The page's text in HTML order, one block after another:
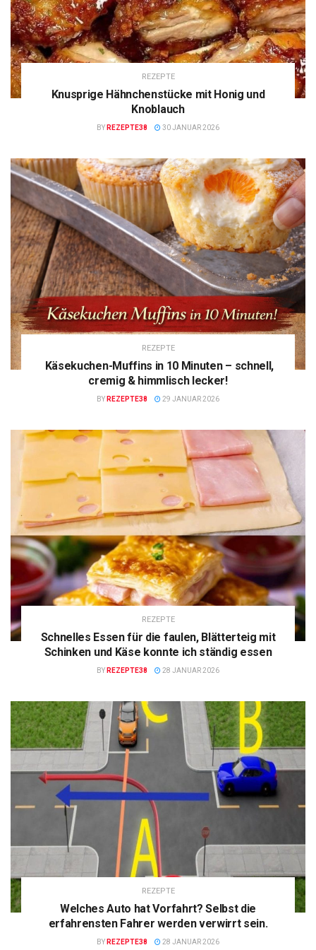
REZEPTE
Knusprige Hähnchenstücke mit Honig und
Knoblauch
BY REZEPTE38 30 JANUAR 2026
REZEPTE
Käsekuchen-Muffins in 10 Minuten – schnell,
cremig & himmlisch lecker!
BY REZEPTE38 29 JANUAR 2026
REZEPTE
Schnelles Essen für die faulen, Blätterteig mit
Schinken und Käse konnte ich ständig essen
BY REZEPTE38 28 JANUAR 2026
REZEPTE
Welches Auto hat Vorfahrt? Selbst die
erfahrensten Fahrer werden verwirrt sein.
BY REZEPTE38 28 JANUAR 2026